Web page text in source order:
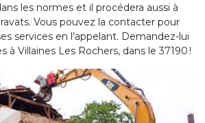
les normes et il procédera aussi à
Vous pouvez la contacter pour
services en l’appelant. Demandez-lui
à Villaines Les Rochers, dans le 37190 !